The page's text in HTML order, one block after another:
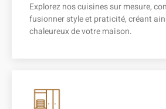
Explorez nos cuisines sur mesure,
fusionner style et praticité, créant
chaleureux de votre maison.